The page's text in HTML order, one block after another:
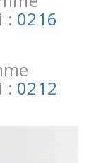
: 0216
: 0212